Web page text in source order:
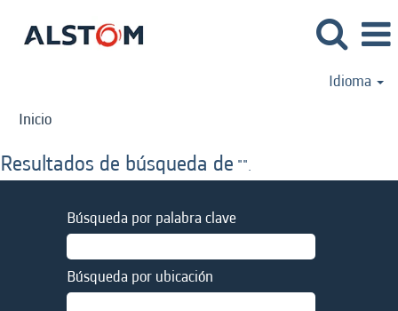
Idioma
Inicio
Resultados de búsqueda de "".
Búsqueda por palabra clave
Búsqueda por ubicación